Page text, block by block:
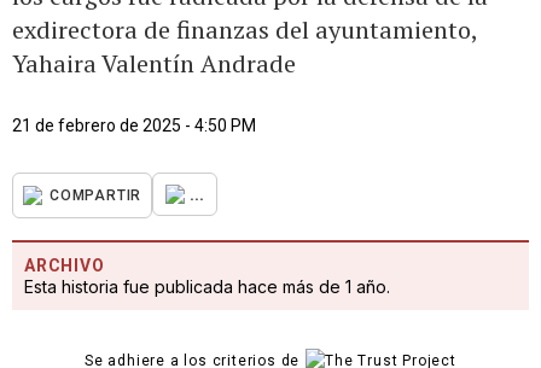
exdirectora de finanzas del ayuntamiento,
Yahaira Valentín Andrade
21 de febrero de 2025 - 4:50 PM
COMPARTIR ...
ARCHIVO
Esta historia fue publicada hace más de 1 año.
Se adhiere a los criterios de